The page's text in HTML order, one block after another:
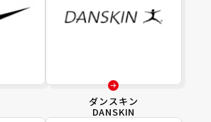
ダンスキン
DANSKIN